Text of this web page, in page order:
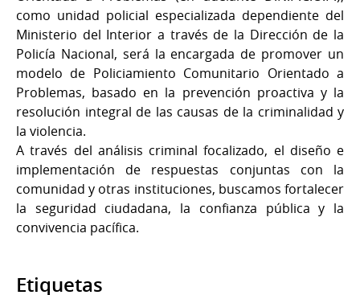
como unidad policial especializada dependiente del
Ministerio del Interior a través de la Dirección de la
Policía Nacional, será la encargada de promover un
modelo de Policiamiento Comunitario Orientado a
Problemas, basado en la prevención proactiva y la
resolución integral de las causas de la criminalidad y
la violencia.
A través del análisis criminal focalizado, el diseño e
implementación de respuestas conjuntas con la
comunidad y otras instituciones, buscamos fortalecer
la seguridad ciudadana, la confianza pública y la
convivencia pacífica.
Etiquetas